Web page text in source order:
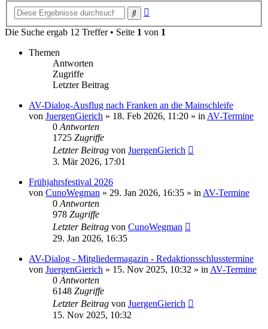
Suche
Die Suche ergab 12 Treffer • Seite 1 von 1
Themen
Antworten
Zugriffe
Letzter Beitrag
AV-Dialog-Ausflug nach Franken an die Mainschleife
von JuergenGierich » 18. Feb 2026, 11:20 » in AV-Termine
0 Antworten
1725 Zugriffe
Letzter Beitrag von JuergenGierich
3. Mär 2026, 17:01
Frühjahrsfestival 2026
von CunoWegman » 29. Jan 2026, 16:35 » in AV-Termine
0 Antworten
978 Zugriffe
Letzter Beitrag von CunoWegman
29. Jan 2026, 16:35
AV-Dialog - Mitgliedermagazin - Redaktionsschlusstermine
von JuergenGierich » 15. Nov 2025, 10:32 » in AV-Termine
0 Antworten
6148 Zugriffe
Letzter Beitrag von JuergenGierich
15. Nov 2025, 10:32